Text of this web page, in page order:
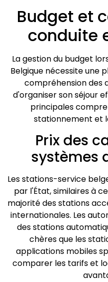
Budget et
conduite
La gestion du budget
Belgique nécessite une
compréhension des
d'organiser son séjour
principales
stationnement et
Prix des
systèmes
Les stations-service
par l'État, similaires à
majorité des stations
internationales. Les
des stations
chères que les
applications mobiles
comparer les tarifs et